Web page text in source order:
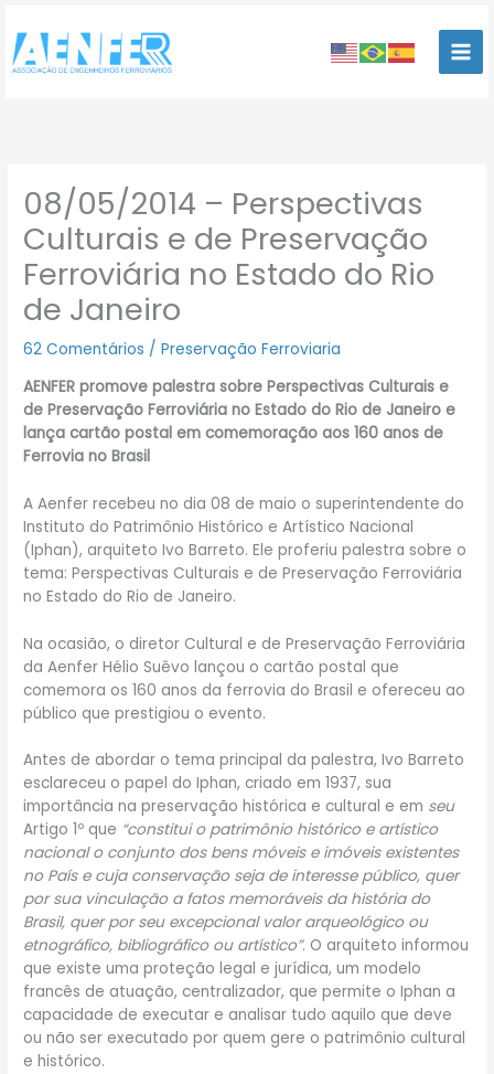
para
conteúdo
08/05/2014 – Perspectivas
Culturais e de Preservação
Ferroviária no Estado do Rio
de Janeiro
62 Comentários /Preservação Ferroviaria
AENFER promove palestra sobre Perspectivas Culturais e
de Preservação Ferroviária no Estado do Rio de Janeiro e
lança cartão postal em comemoração aos 160 anos de
Ferrovia no Brasil
A Aenfer recebeu no dia 08 de maio o superintendente do
Instituto do Patrimônio Histórico e Artístico Nacional
(Iphan), arquiteto Ivo Barreto. Ele proferiu palestra sobre o
tema: Perspectivas Culturais e de Preservação Ferroviária
no Estado do Rio de Janeiro.
Na ocasião, o diretor Cultural e de Preservação Ferroviária
da Aenfer Hélio Suêvo lançou o cartão postal que
comemora os 160 anos da ferrovia do Brasil e ofereceu ao
público que prestigiou o evento.
Antes de abordar o tema principal da palestra, Ivo Barreto
esclareceu o papel do Iphan, criado em 1937, sua
importância na preservação histórica e cultural e em seu
Artigo 1º que “constitui o patrimônio histórico e artístico
nacional o conjunto dos bens móveis e imóveis existentes
no País e cuja conservação seja de interesse público, quer
por sua vinculação a fatos memoráveis da história do
Brasil, quer por seu excepcional valor arqueológico ou
etnográfico, bibliográfico ou artístico”. O arquiteto informou
que existe uma proteção legal e jurídica, um modelo
francês de atuação, centralizador, que permite o Iphan a
capacidade de executar e analisar tudo aquilo que deve
ou não ser executado por quem gere o patrimônio cultural
e histórico.